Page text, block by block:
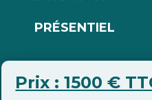
PRÉSENTIEL
Prix : 1500 €